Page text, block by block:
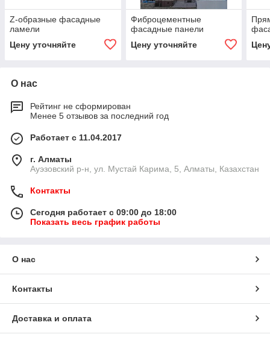
Z-образные фасадные
ламели
Цену уточняйте
Фиброцементные
фасадные панели
Цену уточняйте
О нас
Рейтинг не сформирован
Менее 5 отзывов за последний год
Работает с 11.04.2017
г. Алматы
​Ауэзовский р-н, ул. Мустай Карима, 5, Алматы, Казахстан
Контакты
Сегодня работает с 09:00 до 18:00
Показать весь график работы
О нас
Контакты
Доставка и оплата